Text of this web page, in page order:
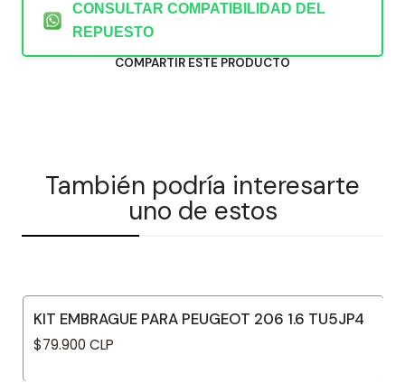
CONSULTAR COMPATIBILIDAD DEL
REPUESTO
COMPARTIR ESTE PRODUCTO
También podría interesarte
uno de estos
KIT EMBRAGUE PARA PEUGEOT 206 1.6 TU5JP4
$79.900 CLP